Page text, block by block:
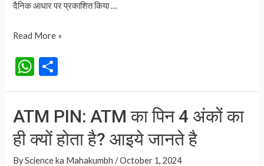
दैनिक आधार पर प्रकाशित किया …
Sharad
क्यों
मनाई
जाती
है?
Read More »
W
h
at
s
A
p
h
ar
e
ATM PIN: ATM का पिन 4 अंकों का
ही क्यों होता है? आइये जानते है
ByScience ka Mahakumbh /October 1, 2024